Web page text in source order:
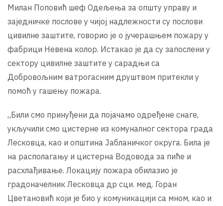
Милан Поповић шеф Одељења за општу управу и
заједничке послове у чијој надлежности су послови
цивилне заштите, говорио је о јучерашњем пожару у
фабрици Невена колор. Истакао је да су запослени у
сектору цивилне заштите у сарадњи са
Добровољним ватрогасним друштвом притекли у
помоћ у гашењу пожара.
„Били смо принуђени да појачамо одређене снаге,
укључили смо цистерне из комуналног сектора града
Лесковца, као и општина Јабланичког округа. Била је
на располагању и цистерна Водовода за пиће и
расхлађивање. Локацију пожара обилазио је
градоначелник Лесковца др сци. мед. Горан
Цветановић који је био у комуникацији са мном, као и